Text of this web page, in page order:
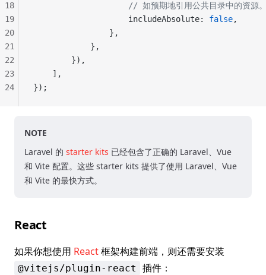
// 如预期地引用公共目录中的资源
                    includeAbsolute:
false,
                },
            },
        }),
    ],
});
18
19
20
21
22
23
24
NOTE
Laravel 的 starter kits 已经包含了正确的 Laravel、Vue
和 Vite 配置。这些 starter kits 提供了使用 Laravel、Vue
和 Vite 的最快方式。
React
如果你想使用 React框架构建前端，则还需要安装
@vitejs/plugin-react 插件：